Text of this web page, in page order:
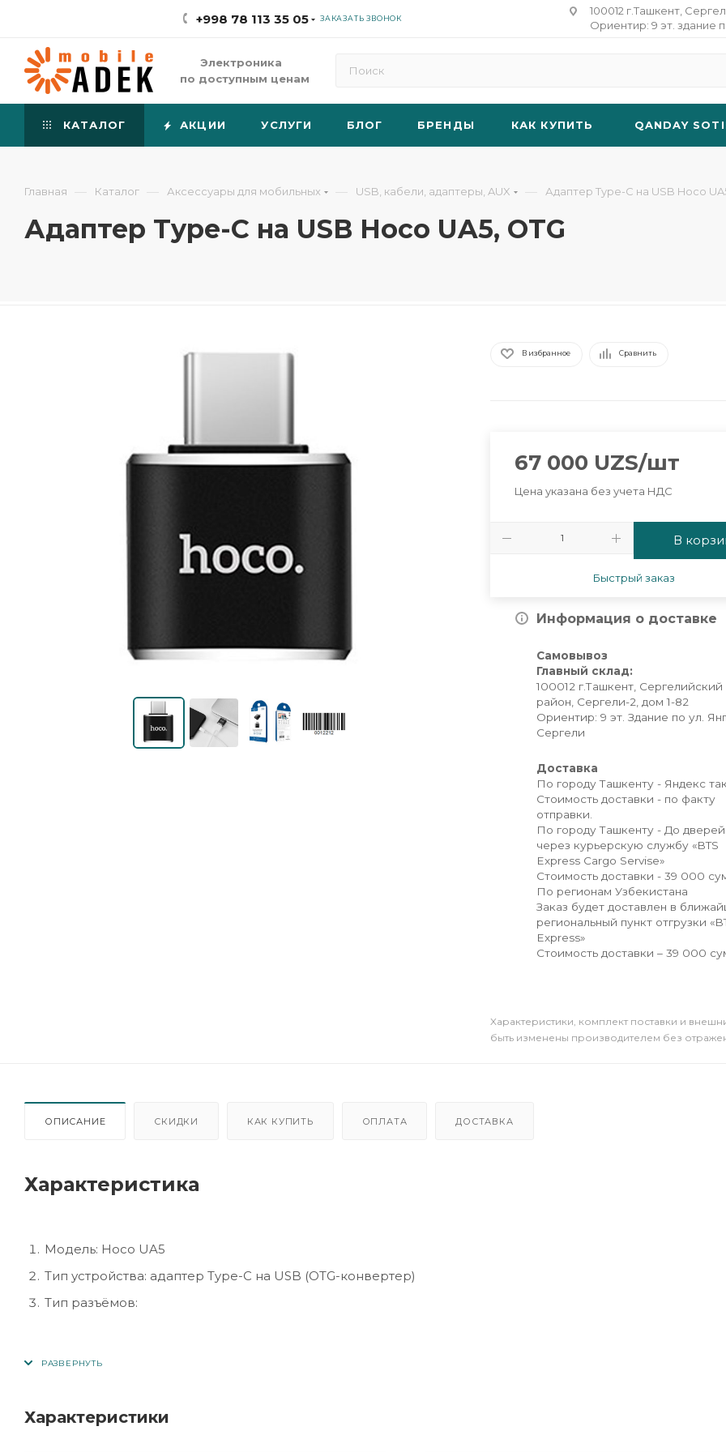
+998 78 113 35 05 ЗАКАЗАТЬ ЗВОНОК
100012 г.Ташкент,
Ориентир: 9 эт. здание
Электроника
по доступным ценам
КАТАЛОГ АКЦИИ УСЛУГИ БЛОГ БРЕНДЫ КАК КУПИТЬ QANDAY
Главная — Каталог — Аксессуары для мобильных — USB, кабели, адаптеры, AUX — Адаптер Type-C на USB Hoco
Адаптер Type-C на USB Hoco UA5, OTG
В избранное Сравнить
67 000 UZS/шт
Цена указана без учета НДС
В
Быстрый заказ
Информация о доставке
Самовывоз
Главный склад:
100012 г.Ташкент, Сергелийский
район, Сергели-2, дом 1-82
Ориентир: 9 эт. Здание по ул.
Сергели
Доставка
По городу Ташкенту - Яндекс
Стоимость доставки - по факту
отправки.
По городу Ташкенту - До дверей
через курьерскую службу «BTS
Express Cargo Servise»
Стоимость доставки - 39 000
По регионам Узбекистана
Заказ будет доставлен в
региональный пункт отгрузки
Express»
Стоимость доставки – 39 000
Xарактеристики, комплект поставки и
быть изменены производителем без
ОПИСАНИЕ СКИДКИ КАК КУПИТЬ ОПЛАТА ДОСТАВКА
Характеристика
Модель: Hoco UA5
Тип устройства: адаптер Type-C на USB (OTG-конвертер)
Тип разъёмов:
Вход: USB Type-C (мама)
Выход: USB-A (папа)
Характеристики